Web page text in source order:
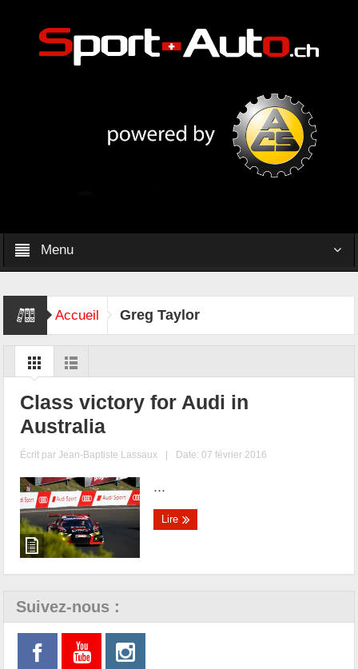
Menu
Accueil Greg Taylor
Class victory for Audi in
Australia
Écrit parJean-Baptiste Lassaux | Date: 07 février 2016
...
Lire
Suivez-nous :